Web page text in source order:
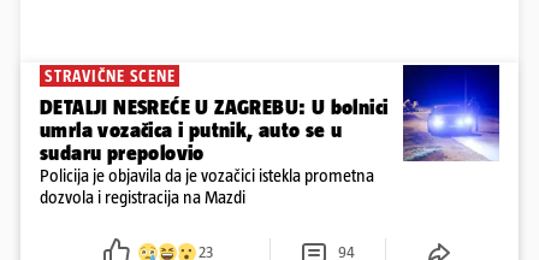
STRAVIČNE SCENE
DETALJI NESREĆE U ZAGREBU: U bolnici
umrla vozačica i putnik, auto se u
sudaru prepolovio
Policija je objavila da je vozačici istekla prometna
dozvola i registracija na Mazdi
23 94